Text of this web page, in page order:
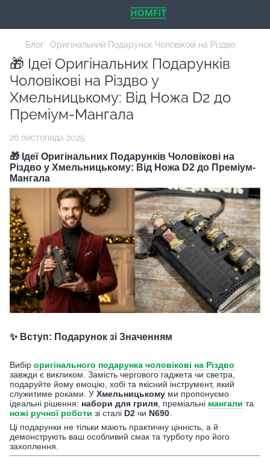
Блог Оригінальний Подарунок Чоловікові на Різдво
🎁 Ідеї Оригінальних Подарунків
Чоловікові на Різдво у
Хмельницькому: Від Ножа D2 до
Преміум-Мангала
26 листопада 2025
🎁 Ідеї Оригінальних Подарунків Чоловікові на
Різдво у Хмельницькому: Від Ножа D2 до Преміум-
Мангала
✨ Вступ: Подарунок зі Значенням
Вибір оригінального подарунка чоловікові на Різдво
завжди є викликом. Замість чергового гаджета чи светра,
подаруйте йому емоцію, хобі та якісний інструмент, який
служитиме роками. У Хмельницькому ми пропонуємо
ідеальні рішення: набори для гриля, преміальні мангали та
ножі ручної роботи зі сталі D2 чи N690.
Ці подарунки не тільки мають практичну цінність, а й
демонструють ваш особливий смак та турботу про його
захоплення.